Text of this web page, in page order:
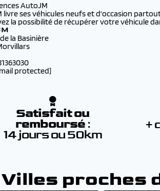
AutoJM
livre ses véhicules neufs et d'occasion
la possibilité de récupérer votre véhicule
la Basinière
protected]
Satisfait ou
remboursé :
14 jours ou 50km
+
Villes proches